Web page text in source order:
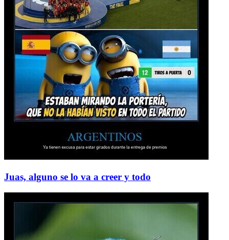
Juas, alguno se lo va a creer y todo